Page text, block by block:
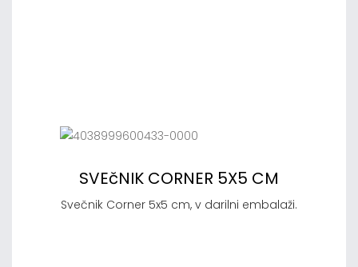
SVEčNIK CORNER 5X5 CM
Svečnik Corner 5x5 cm, v darilni embalaži.